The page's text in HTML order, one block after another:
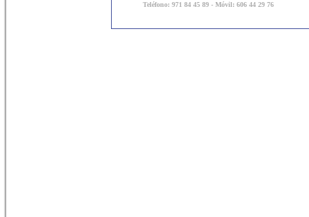
Teléfono: 971 84 45 89 - Móvil: 606 44 29 76